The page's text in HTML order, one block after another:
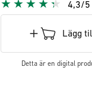
4,3/5
Lägg
Detta är en digital